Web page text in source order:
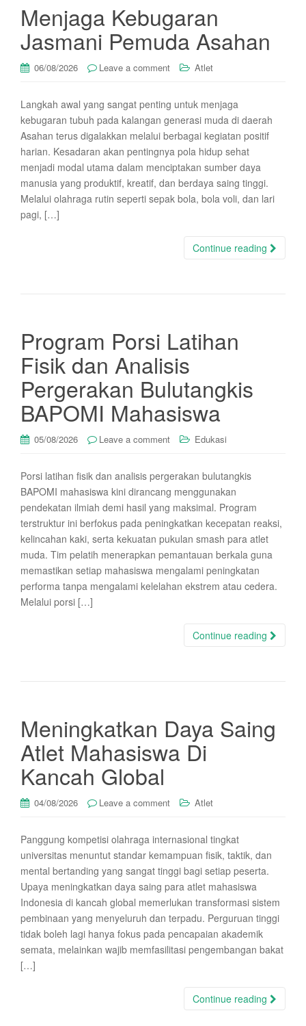
Menjaga Kebugaran
Jasmani Pemuda Asahan
06/08/2026 Leave a comment Atlet
Langkah awal yang sangat penting untuk menjaga
kebugaran tubuh pada kalangan generasi muda di daerah
Asahan terus digalakkan melalui berbagai kegiatan positif
harian. Kesadaran akan pentingnya pola hidup sehat
menjadi modal utama dalam menciptakan sumber daya
manusia yang produktif, kreatif, dan berdaya saing tinggi.
Melalui olahraga rutin seperti sepak bola, bola voli, dan lari
pagi, […]
Continue reading
Program Porsi Latihan
Fisik dan Analisis
Pergerakan Bulutangkis
BAPOMI Mahasiswa
05/08/2026 Leave a comment Edukasi
Porsi latihan fisik dan analisis pergerakan bulutangkis
BAPOMI mahasiswa kini dirancang menggunakan
pendekatan ilmiah demi hasil yang maksimal. Program
terstruktur ini berfokus pada peningkatkan kecepatan reaksi,
kelincahan kaki, serta kekuatan pukulan smash para atlet
muda. Tim pelatih menerapkan pemantauan berkala guna
memastikan setiap mahasiswa mengalami peningkatan
performa tanpa mengalami kelelahan ekstrem atau cedera.
Melalui porsi […]
Continue reading
Meningkatkan Daya Saing
Atlet Mahasiswa Di
Kancah Global
04/08/2026 Leave a comment Atlet
Panggung kompetisi olahraga internasional tingkat
universitas menuntut standar kemampuan fisik, taktik, dan
mental bertanding yang sangat tinggi bagi setiap peserta.
Upaya meningkatkan daya saing para atlet mahasiswa
Indonesia di kancah global memerlukan transformasi sistem
pembinaan yang menyeluruh dan terpadu. Perguruan tinggi
tidak boleh lagi hanya fokus pada pencapaian akademik
semata, melainkan wajib memfasilitasi pengembangan bakat
[…]
Continue reading